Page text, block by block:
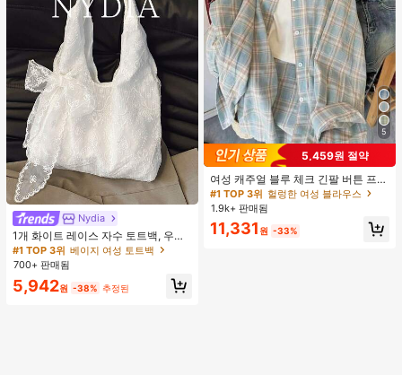
Nydia
1개 화이트 레이스 자수 토트백, 우아
한 리본 숄더백, 로맨틱 대용량 여성
데일리 쇼핑 여행 핸드백
#1 TOP 3위 베이지 여성 토트백
거의 매진!
#1 TOP 3위 베이지 여성 토트백
거의 매진!
#1 TOP 3위 베이지 여성 토트백
거의 매진!
#1 TOP 3위
베이지 여성 토트백
거의 매진!
700+ 판매됨
5,942원 -38% 추정된
5
5,459원 절약
여성 캐주얼 블루 체크 긴팔 버튼 프론
트 폴리에스터 셔츠, 레귤러 핏, 봄 의
류, 편안한 스타일
#1 TOP 3위 헐렁한 여성 블라우스
1.9k+ 판매됨
11,331 원 -33%